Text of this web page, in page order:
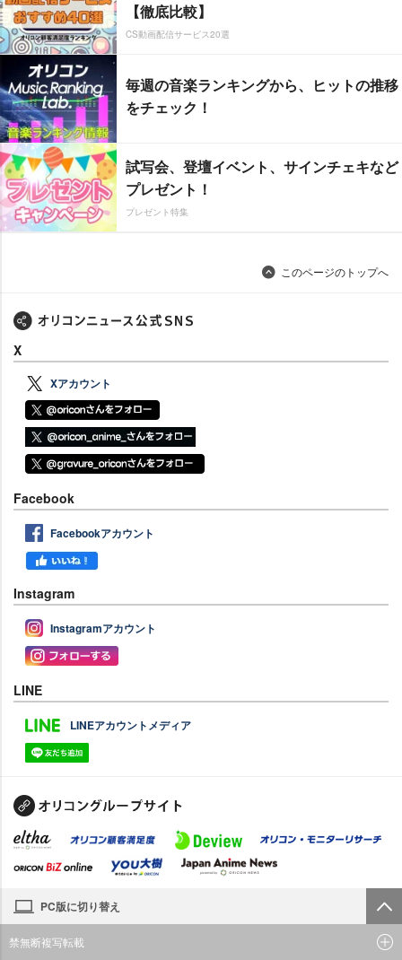
【徹底比較】
CS動画配信サービス20選
毎週の音楽ランキングから、ヒットの推移
をチェック！
試写会、登壇イベント、サインチェキなど
プレゼント！
プレゼント特集
このページのトップへ
X
Xアカウント
Facebook
Facebookアカウント
Instagram
Instagramアカウント
LINE
LINEアカウントメディア
PC版に切り替え
禁無断複写転載